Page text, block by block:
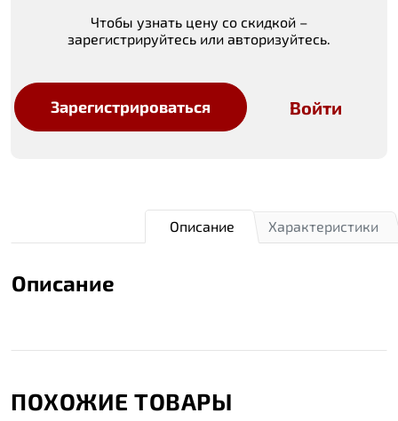
Чтобы узнать цену со скидкой –
зарегистрируйтесь или авторизуйтесь.
Зарегистрироваться Войти
Характеристики
Описание
Описание
ПОХОЖИЕ ТОВАРЫ